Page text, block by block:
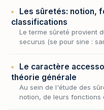
la…
Les sûretés: notion,
classifications
Le terme sûreté provient
securus (se pour sine :
craindre.
Le caractère
théorie générale
Au sein de l'étude des
notion, de leurs fonctions